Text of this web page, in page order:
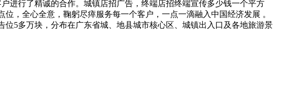
进行了精诚的合作。 城镇店招广告，终端店招终端宣传多少钱一个平方
，全心全意，鞠躬尽瘁服务每一个客户，一点一滴融入中国经济发展 。
5多万块， 分布在广东省城、地县城市核心区、城镇出入口及各地旅游景